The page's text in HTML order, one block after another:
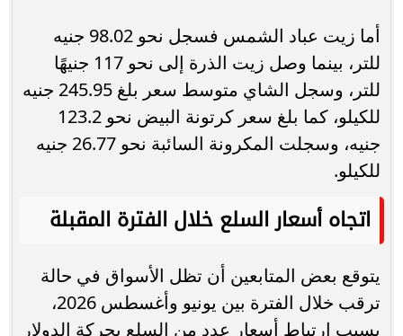
أما زيت عباد الشمس فسجل نحو 98.02 جنيه
للتر، بينما وصل زيت الذرة إلى نحو 117 جنيهًا
للتر، وسجل الشاي متوسط سعر بلغ 245.95 جنيه
للكيلو، كما بلغ سعر كرتونة البيض نحو 123.2
جنيه، وسجلت المكرونة السائبة نحو 26.77 جنيه
للكيلو.
اتجاه أسعار السلع خلال الفترة المقبلة
يتوقع بعض المتابعين أن تظل الأسواق في حالة
ترقب خلال الفترة بين يونيو وأغسطس 2026،
بسبب ارتباط أسعار عدد من السلع بحركة الدولار